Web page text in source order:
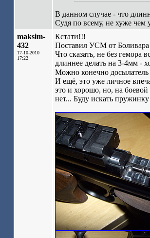
В данном случае - что
Судя по всему, не хуже чем
maksim-
432
17-10-2010
17:22
Кстати!!!
Поставил УСМ от Боливара
Что сказать, не без гемора
длиннее делать на 3-4мм -
Можно конечно досылатель
И ещё, это уже личное
это и хорошо, но, на боевой
нет... Буду искать пружинку